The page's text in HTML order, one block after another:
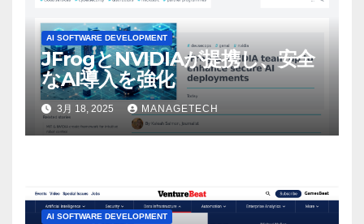
AI SOFTWARE DEVELOPMENT
JFrogとNVIDIAが提携し、安全
なAI導入を強化
3月 18, 2025 MANAGETECH
AI SOFTWARE DEVELOPMENT